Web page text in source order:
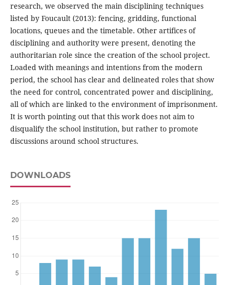
research, we observed the main disciplining techniques
listed by Foucault (2013): fencing, gridding, functional
locations, queues and the timetable. Other artifices of
disciplining and authority were present, denoting the
authoritarian role since the creation of the school project.
Loaded with meanings and intentions from the modern
period, the school has clear and delineated roles that show
the need for control, concentrated power and disciplining,
all of which are linked to the environment of imprisonment.
It is worth pointing out that this work does not aim to
disqualify the school institution, but rather to promote
discussions around school structures.
DOWNLOADS